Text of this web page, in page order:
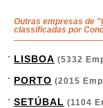
Outras empresas de "
classificadas por
LISBOA (5332
PORTO (2015
SETÚBAL (1104